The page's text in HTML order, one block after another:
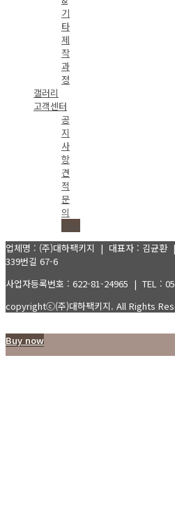
기
타
제
작
과
정
갤러리
고객센터
공
지
사
항
견
적
문
의
업체명 : (주)대하팩키지 | 대표자 : 김균환
339번길 67-6
사업자등록번호 : 622-81-24965 | TEL :
copyrightⓒ(주)대하팩키지. All Rights
Buy now